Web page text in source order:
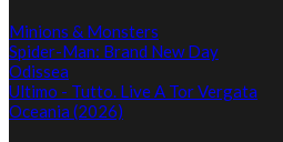
Minions & Monsters
Spider-Man: Brand New Day
Odissea
Ultimo - Tutto. Live A Tor Vergata
Oceania (2026)